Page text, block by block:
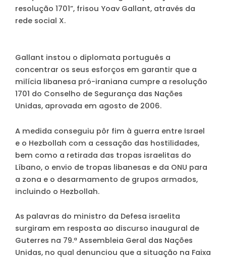
resolução 1701”, frisou Yoav Gallant, através da
rede social X.
Gallant instou o diplomata português a
concentrar os seus esforços em garantir que a
milícia libanesa pró-iraniana cumpre a resolução
1701 do Conselho de Segurança das Nações
Unidas, aprovada em agosto de 2006.
A medida conseguiu pôr fim à guerra entre Israel
e o Hezbollah com a cessação das hostilidades,
bem como a retirada das tropas israelitas do
Líbano, o envio de tropas libanesas e da ONU para
a zona e o desarmamento de grupos armados,
incluindo o Hezbollah.
As palavras do ministro da Defesa israelita
surgiram em resposta ao discurso inaugural de
Guterres na 79.ª Assembleia Geral das Nações
Unidas, no qual denunciou que a situação na Faixa